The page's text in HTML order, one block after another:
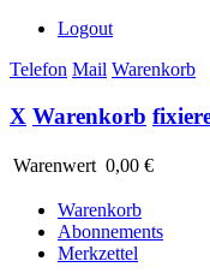
Logout
Telefon Mail Warenkorb
X Warenkorb
Warenwert 0,00 €
Warenkorb
Abonnements
Merkzettel